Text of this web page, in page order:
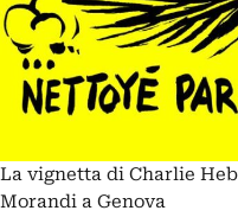
La vignetta di Charlie
Morandi a Genova